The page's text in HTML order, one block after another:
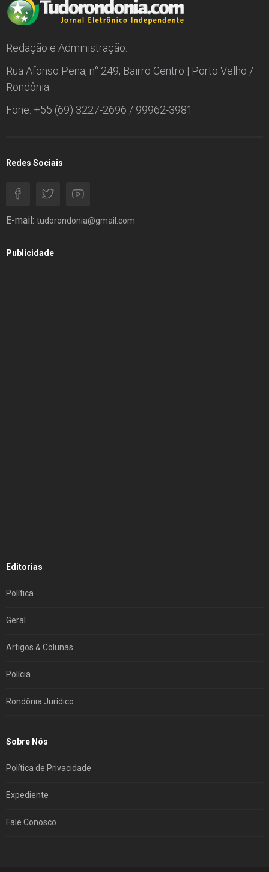
Redação e Administração:
Rua Afonso Pena, n° 249, Bairro Centro | Porto Velho /
Rondônia
Fone: +55 (69) 3227-2696 / 99962-3981
Redes Sociais
E-mail: tudorondonia@gmail.com
Publicidade
Editorias
Política
Geral
Artigos & Colunas
Polícia
Rondônia Jurídico
Sobre Nós
Política de Privacidade
Expediente
Fale Conosco